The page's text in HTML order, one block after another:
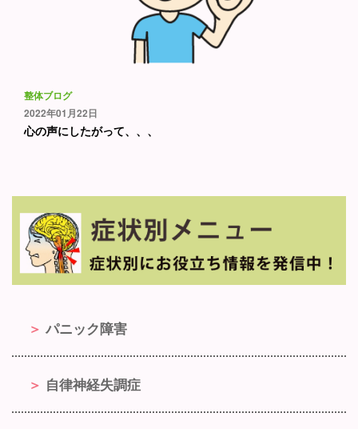
整体ブログ
2022年01月22日
心の声にしたがって、、、
パニック障害
自律神経失調症